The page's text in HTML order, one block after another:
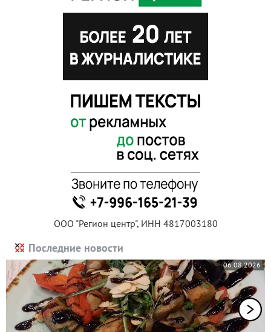
ООО "Регион центр", ИНН 4817003180
Последние новости
06.08.2026